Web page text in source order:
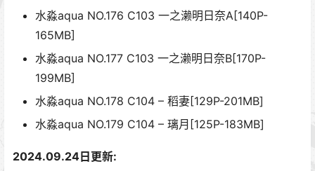
水淼aqua NO.176 C103 一之濑明日奈A[140P-
165MB]
水淼aqua NO.177 C103 一之濑明日奈B[170P-
199MB]
水淼aqua NO.178 C104 – 稻妻[129P-201MB]
水淼aqua NO.179 C104 – 璃月[125P-183MB]
2024.09.24日更新: